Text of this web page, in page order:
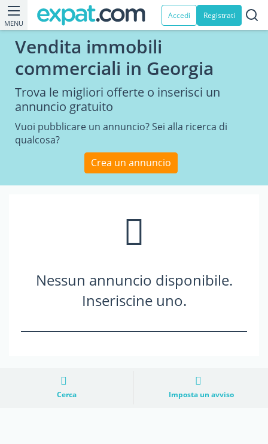
MENU
Accedi Registrati
Vendita immobili
commerciali in Georgia
Trova le migliori offerte o inserisci un
annuncio gratuito
Vuoi pubblicare un annuncio? Sei alla ricerca di
qualcosa?
Crea un annuncio
Nessun annuncio disponibile.
Inseriscine uno.
Cerca Imposta un avviso